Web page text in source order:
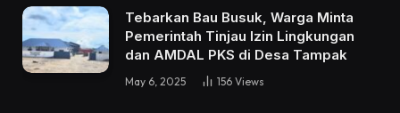
Tebarkan Bau Busuk, Warga Minta
Pemerintah Tinjau Izin Lingkungan
dan AMDAL PKS di Desa Tampak
May 6, 2025 156 Views